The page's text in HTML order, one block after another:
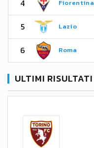
4 Fiorentina
5 Lazio
6 Roma
ULTIMI RISULTATI